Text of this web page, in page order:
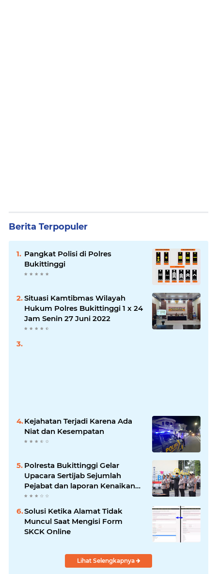
Berita Terpopuler
Pangkat Polisi di Polres
Bukittinggi
Situasi Kamtibmas Wilayah
Hukum Polres Bukittinggi 1 x 24
Jam Senin 27 Juni 2022
Kejahatan Terjadi Karena Ada
Niat dan Kesempatan
Polresta Bukittinggi Gelar
Upacara Sertijab Sejumlah
Pejabat dan laporan Kenaikan
Pangkat Pengabdian
Solusi Ketika Alamat Tidak
Muncul Saat Mengisi Form
SKCK Online
Lihat Selengkapnya